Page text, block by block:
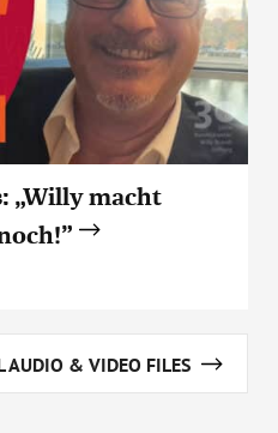
„Willy macht
AUDIO & VIDEO FILES